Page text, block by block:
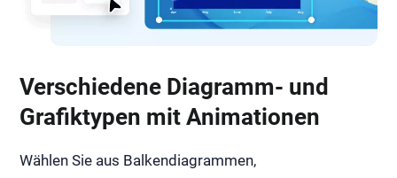
Verschiedene Diagramm- und
Grafiktypen mit Animationen
Wählen Sie aus Balkendiagrammen,